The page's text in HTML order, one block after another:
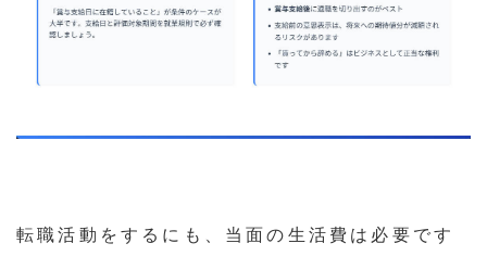
転職活動をするにも、当面の生活費は必要です